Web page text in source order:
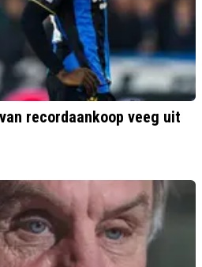
recordaankoop veeg uit